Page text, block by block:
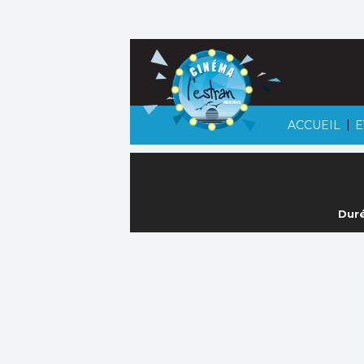
ACCUEIL |